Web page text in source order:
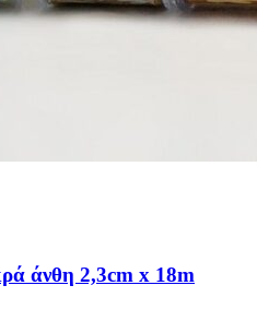
άνθη 2,3cm x 18m